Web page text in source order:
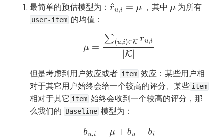
最简单的预估模型为： r^u i=μ ，其中 μ 为所有
user-item 的均值：
u,i)∈Kru,i|K|
但是考虑到用户效应或者 item 效应：某些用户相
对于其它用户始终会给一个较高的评分、某些 item
相对于其它 item 始终会收到一个较高的评分，那
么我们的 Baseline 模型为：
b u,i =μ +bu+ bi